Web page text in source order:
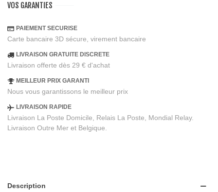
VOS GARANTIES
PAIEMENT SECURISE
Carte bancaire 3D sécure, virement bancaire
LIVRAISON GRATUITE DISCRETE
Livraison offerte dès 29 € d'achat
MEILLEUR PRIX GARANTI
Nous vous garantissons le meilleur prix
LIVRAISON RAPIDE
Livraison La Poste Domicile, Relais La Poste, Mondial Relay.
Livraison Outre Mer et Belgique.
Description